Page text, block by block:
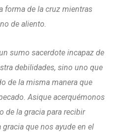
forma de la cruz mientras
de aliento.
sumo sacerdote incapaz de
debilidades, sino uno que
de la misma manera que
Asique acerquémonos
de la gracia para recibir
que nos ayude en el